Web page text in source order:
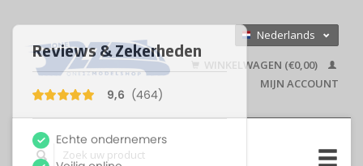
Nederlands
English
WINKELWAGEN (€0,00)
MIJN ACCOUNT